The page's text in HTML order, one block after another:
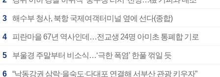
3 해수부 청사, 북항 국제여객터미널 옆에 선다(종합)
4 피란마을 67년 역사인데…전교생 24명 아미초 통폐합 기로
5 부울경 주말부터 비소식…‘극한 폭염’ 한풀 꺾일 듯
6 “낙동강권 삼락·을숙도·다대포 연결해 서부산 관광 키우자”